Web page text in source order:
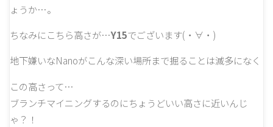
ょうか…。
ちなみにこちら高さが…Y15でございます(・∀・)
地下嫌いなNanoがこんな深い場所まで掘ることは滅多になく
この高さって…
ブランチマイニングするのにちょうどいい高さに近いんじ
ゃ？！